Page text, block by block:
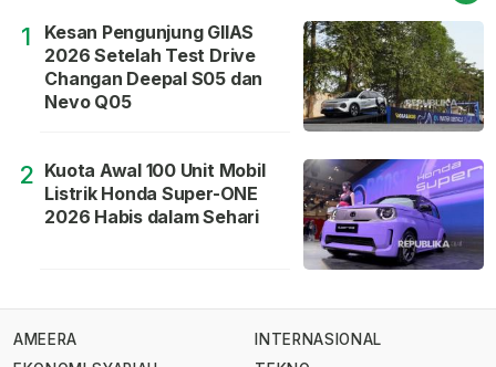
1
Kesan Pengunjung GIIAS
2026 Setelah Test Drive
Changan Deepal S05 dan
Nevo Q05
2 Kuota Awal 100 Unit Mobil
Listrik Honda Super-ONE
2026 Habis dalam Sehari
AMEERA
INTERNASIONAL